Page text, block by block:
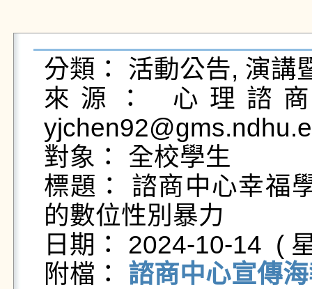
分類： 活動公告, 演講
來源： 心理諮
對象： 全校學生
標題： 諮商中心幸福
的數位性別暴力
日期： 2024-10-14  (
附檔： 諮商中心宣傳